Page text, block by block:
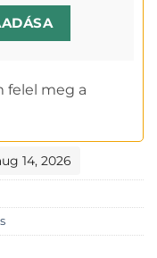
felel meg a
14, 2026